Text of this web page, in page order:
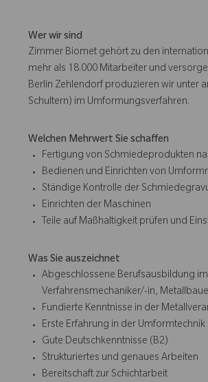
Wer wir sind
Zimmer Biomet gehört zu den
mehr als 18.000 Mitarbeiter und
Berlin Zehlendorf produzieren wir unter
Schultern) im Umformungsverfahren.
Welchen Mehrwert Sie schaffen
Fertigung von Schmiedeprodukten
Bedienen und Einrichten von
Ständige Kontrolle der
Einrichten der Maschinen
Teile auf Maßhaltigkeit prüfen und
Was Sie auszeichnet
Abgeschlossene Berufsausbildung
Verfahrensmechaniker/-in,
Fundierte Kenntnisse in der
Erste Erfahrung in der Umformtechnik
Gute Deutschkenntnisse (B2)
Strukturiertes und genaues Arbeiten
Bereitschaft zur Schichtarbeit